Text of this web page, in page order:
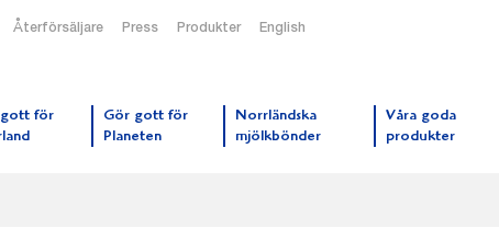
Återförsäljare Press Produkter English
för
Gör gott för
Planeten
Norrländska
mjölkbönder
Våra goda
produkter